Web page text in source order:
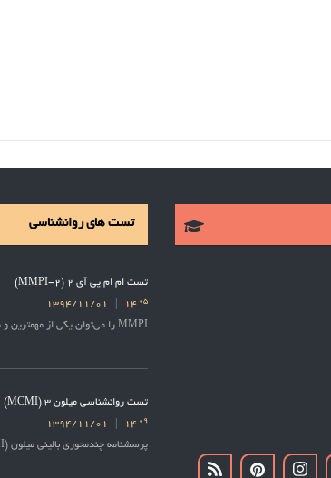
تست های روانشناسی
تست ام ام پی آی 2 (MMPI-2)
05
14
1394/11/01
MMPI را می‌توان یکی از مهمترین و معتبرترین آزمونها در زمینه شخصیت دانست
تست روانشناسی میلون 3 (MCMI)
09
14
1394/11/01
پرسشنامه چندمحوری بالینی میلون (MCMI)